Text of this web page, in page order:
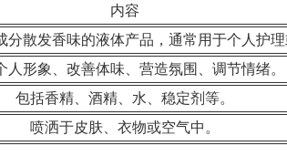
内容
分散发香味的液体产品，通常用于个人护理
人形象、改善体味、营造氛围、调节情绪。
包括香精、酒精、水、稳定剂等。
喷洒于皮肤、衣物或空气中。